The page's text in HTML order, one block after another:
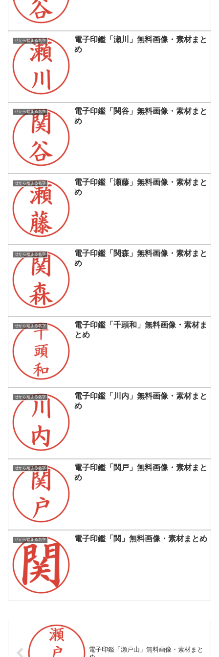
せから始まる名字
電子印鑑「瀬川」無料画像・素材まと
め
せから始まる名字
電子印鑑「関谷」無料画像・素材まと
め
せから始まる名字
電子印鑑「瀬藤」無料画像・素材まと
め
せから始まる名字
電子印鑑「関森」無料画像・素材まと
め
せから始まる名字
電子印鑑「千頭和」無料画像・素材ま
とめ
せから始まる名字
電子印鑑「川内」無料画像・素材まと
め
せから始まる名字
電子印鑑「関戸」無料画像・素材まと
め
せから始まる名字 電子印鑑「関」無料画像・素材まとめ
電子印鑑「瀬戸山」無料画像・素材まと